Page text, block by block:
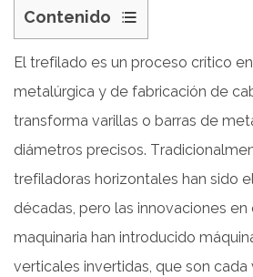
Contenido
1
1.
Descripción
general
de
máquinas
trefiladoras
2
2.
El trefilado es un proceso crítico
metalúrgica y de fabricación de
transforma varillas o barras de
diámetros precisos.
trefiladoras horizontales han sido
décadas, pero las innovaciones
maquinaria han introducido
verticales invertidas, que son